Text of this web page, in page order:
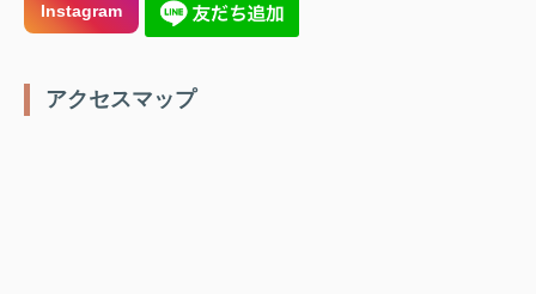
Instagram
️ アクセスマップ